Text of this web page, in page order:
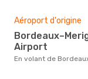
Aéroport d'origine
Bordeaux–Merignac
Airport
En volant de